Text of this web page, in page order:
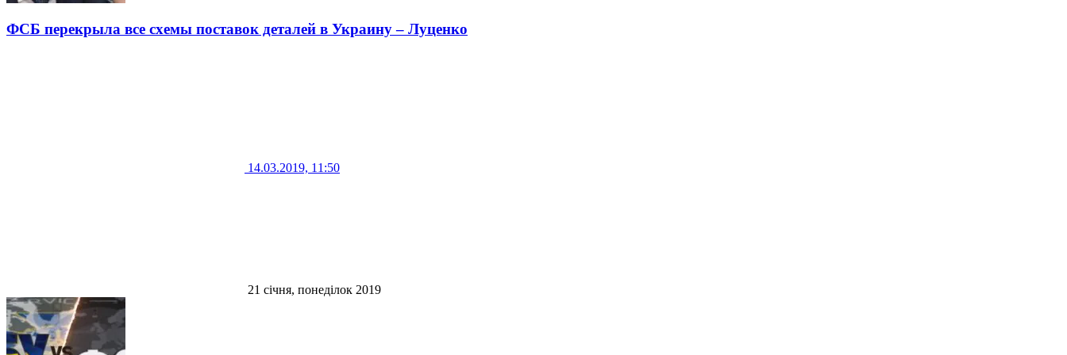
ФСБ перекрыла все схемы поставок деталей в Украину – Луценко
14.03.2019, 11:50
21 січня, понеділок 2019